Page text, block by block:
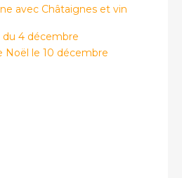
avec Châtaignes et vin
du 4 décembre
Noël le 10 décembre